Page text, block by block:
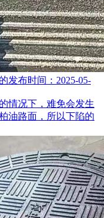
发布时间：2025-05-
情况下，难免会发生
油路面，所以下陷的